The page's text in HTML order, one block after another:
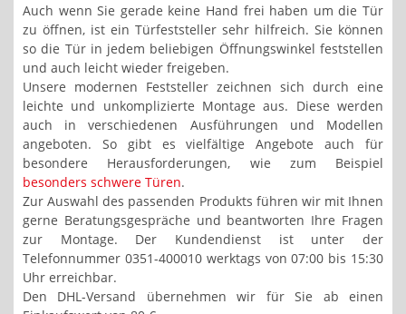
Auch wenn Sie gerade keine Hand frei haben um die Tür
zu öffnen, ist ein Türfeststeller sehr hilfreich. Sie können
so die Tür in jedem beliebigen Öffnungswinkel feststellen
und auch leicht wieder freigeben.
Unsere modernen Feststeller zeichnen sich durch eine
leichte und unkomplizierte Montage aus. Diese werden
auch in verschiedenen Ausführungen und Modellen
angeboten. So gibt es vielfältige Angebote auch für
besondere Herausforderungen, wie zum Beispiel
besonders schwere Türen.
Zur Auswahl des passenden Produkts führen wir mit Ihnen
gerne Beratungsgespräche und beantworten Ihre Fragen
zur Montage. Der Kundendienst ist unter der
Telefonnummer 0351-400010 werktags von 07:00 bis 15:30
Uhr erreichbar.
Den DHL-Versand übernehmen wir für Sie ab einen